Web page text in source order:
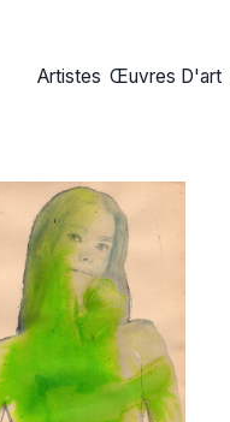
Artistes Œuvres D'art